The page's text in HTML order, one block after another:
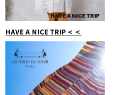
HAVE A NICE TRIP＜＜